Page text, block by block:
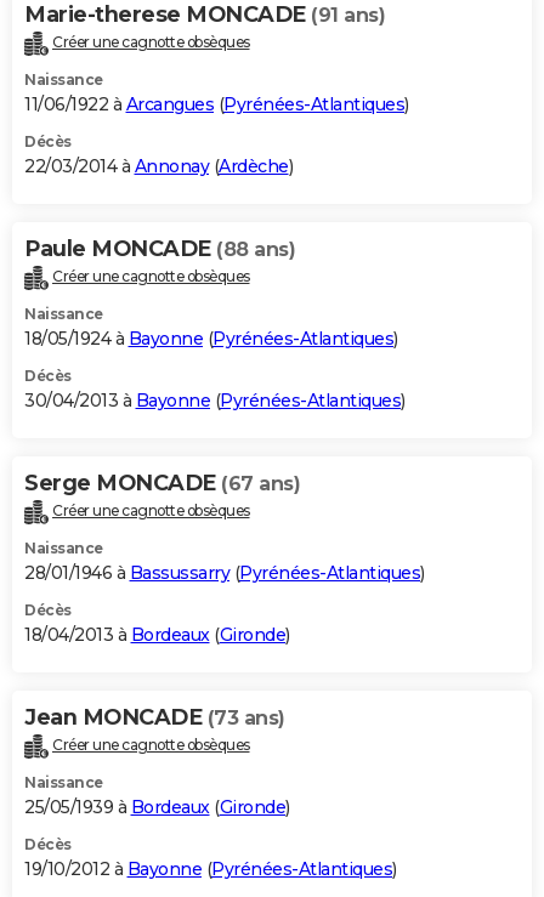
Marie-therese MONCADE (91 ans)
Créer une cagnotte obsèques
Naissance
11/06/1922 à Arcangues (Pyrénées-Atlantiques)
Décès
22/03/2014 à Annonay(Ardèche)
Paule MONCADE (88 ans)
Créer une cagnotte obsèques
Naissance
18/05/1924 à Bayonne (Pyrénées-Atlantiques)
Décès
30/04/2013 à Bayonne (Pyrénées-Atlantiques)
Serge MONCADE (67 ans)
Créer une cagnotte obsèques
Naissance
28/01/1946 à Bassussarry(Pyrénées-Atlantiques)
Décès
18/04/2013 à Bordeaux(Gironde)
Jean MONCADE (73 ans)
Créer une cagnotte obsèques
Naissance
25/05/1939 à Bordeaux(Gironde)
Décès
19/10/2012 à Bayonne (Pyrénées-Atlantiques)